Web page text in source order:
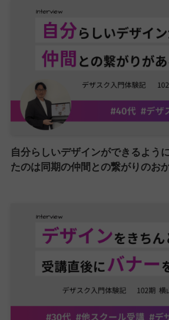
自分らしいデザインができるよう
たのは同期の仲間との繋がりのお